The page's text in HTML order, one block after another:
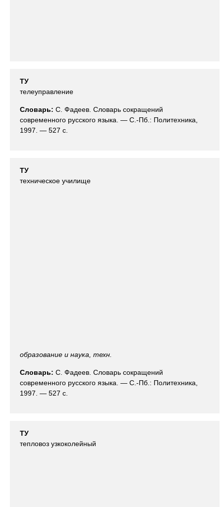
ТУ
телеуправление
Словарь: С. Фадеев. Словарь сокращений
современного русского языка. — С.-Пб.: Политехника,
1997. — 527 с.
ТУ
техническое училище
образование и наука, техн.
Словарь: С. Фадеев. Словарь сокращений
современного русского языка. — С.-Пб.: Политехника,
1997. — 527 с.
ТУ
тепловоз узкоколейный